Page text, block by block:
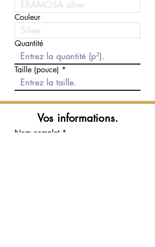
Couleur
Quantité
Taille (pouce)
Vos informations.
Nom complet